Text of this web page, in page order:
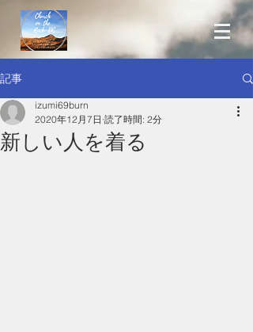
記事
新しい人を着る
izumi69burn
2020年12月7日 読了時間: 2分